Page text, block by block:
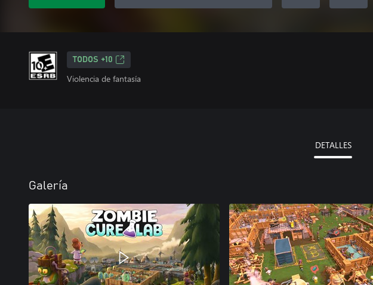
TODOS +10
Violencia de fantasía
DETALLES
Galería